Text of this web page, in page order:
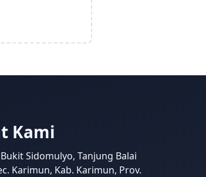
Kami
Bukit Sidomulyo, Tanjung Balai
Karimun, Kab. Karimun, Prov.